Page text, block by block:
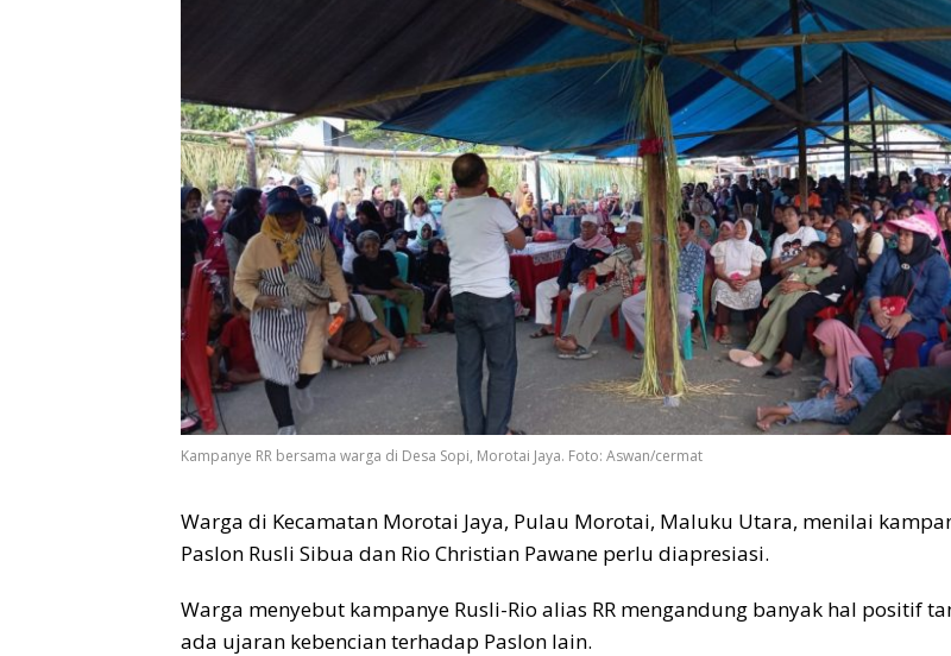
Kampanye RR bersama warga di Desa Sopi, Morotai Jaya. Foto: Aswan/cermat
Warga di Kecamatan Morotai Jaya, Pulau Morotai, Maluku Utara, menilai
Paslon Rusli Sibua dan Rio Christian Pawane perlu diapresiasi.
Warga menyebut kampanye Rusli-Rio alias RR mengandung banyak hal positif
ada ujaran kebencian terhadap Paslon lain.